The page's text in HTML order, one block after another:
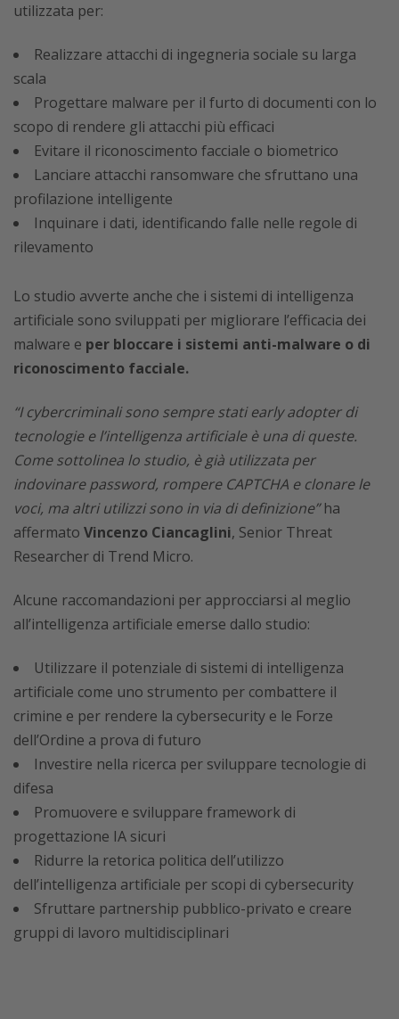
utilizzata per:
Realizzare attacchi di ingegneria sociale su larga
scala
Progettare malware per il furto di documenti con lo
scopo di rendere gli attacchi più efficaci
Evitare il riconoscimento facciale o biometrico
Lanciare attacchi ransomware che sfruttano una
profilazione intelligente
Inquinare i dati, identificando falle nelle regole di
rilevamento
Lo studio avverte anche che i sistemi di intelligenza
artificiale sono sviluppati per migliorare l’efficacia dei
malware e per bloccare i sistemi anti-malware o di
riconoscimento facciale.
“I cybercriminali sono sempre stati early adopter di
tecnologie e l’intelligenza artificiale è una di queste.
Come sottolinea lo studio, è già utilizzata per
indovinare password, rompere CAPTCHA e clonare le
voci, ma altri utilizzi sono in via di definizione”ha
affermato Vincenzo Ciancaglini, Senior Threat
Researcher di Trend Micro.
Alcune raccomandazioni per approcciarsi al meglio
all’intelligenza artificiale emerse dallo studio:
Utilizzare il potenziale di sistemi di intelligenza
artificiale come uno strumento per combattere il
crimine e per rendere la cybersecurity e le Forze
dell’Ordine a prova di futuro
Investire nella ricerca per sviluppare tecnologie di
difesa
Promuovere e sviluppare framework di
progettazione IA sicuri
Ridurre la retorica politica dell’utilizzo
dell’intelligenza artificiale per scopi di cybersecurity
Sfruttare partnership pubblico-privato e creare
gruppi di lavoro multidisciplinari